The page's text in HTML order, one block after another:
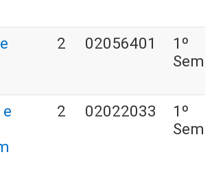
2 02056401
1º
2 02022033
1º